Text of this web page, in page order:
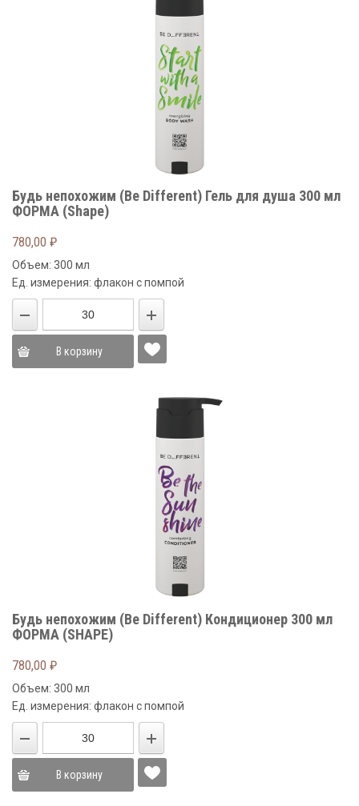
Будь непохожим (Be Different) Гель для душа 300 мл
ФОРМА (Shape)
780,00 ₽
Объем: 300 мл
Ед. измерения: флакон с помпой
В корзину
Будь непохожим (Be Different) Кондиционер 300 мл
ФОРМА (SHAPE)
780,00 ₽
Объем: 300 мл
Ед. измерения: флакон с помпой
В корзину